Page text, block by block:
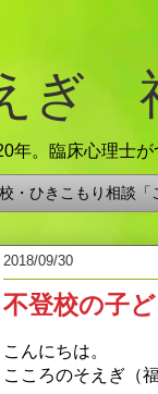
ぎ
。臨床心理士が
・ひきこもり相談「
2018/09/30
不登校の子
こんにちは。
こころのそえぎ（